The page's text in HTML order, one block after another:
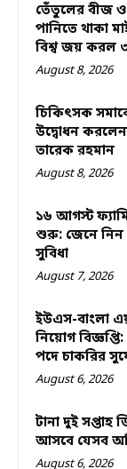
তেঁতুলের বীজ ও
পানিতে থাকা
বিশ্ব জয় করল ৩
August 8, 2026
চিকিৎসক
উদ্বোধন করলেন
তারেক রহমান
August 8, 2026
১৬ আগস্ট
শুরু: জেনে নিন
সুবিধা
August 7, 2026
ইউএস-বাংলা
নিয়োগ
পদে চাকরির
August 6, 2026
টানা দুই সপ্তাহ
আসবে যেসব
August 6, 2026